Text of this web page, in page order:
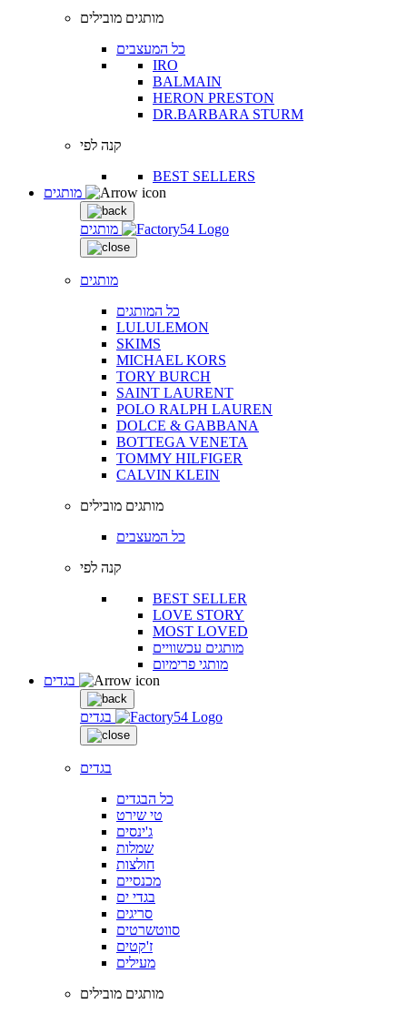
מותגים מובילים
כל המעצבים
IRO
BALMAIN
HERON PRESTON
DR.BARBARA STURM
קנה לפי
BEST SELLERS
מותגים
מותגים
כל המותגים
LULULEMON
SKIMS
MICHAEL KORS
TORY BURCH
SAINT LAURENT
POLO RALPH LAUREN
DOLCE & GABBANA
BOTTEGA VENETA
TOMMY HILFIGER
CALVIN KLEIN
מותגים מובילים
כל המעצבים
קנה לפי
BEST SELLER
LOVE STORY
MOST LOVED
מותגים עכשוויים
מותגי פרימיום
בגדים
בגדים
כל הבגדים
טי שירט
ג'ינסים
שמלות
חולצות
מכנסיים
בגדי ים
סריגים
סווטשרטים
ז'קטים
מעילים
מותגים מובילים